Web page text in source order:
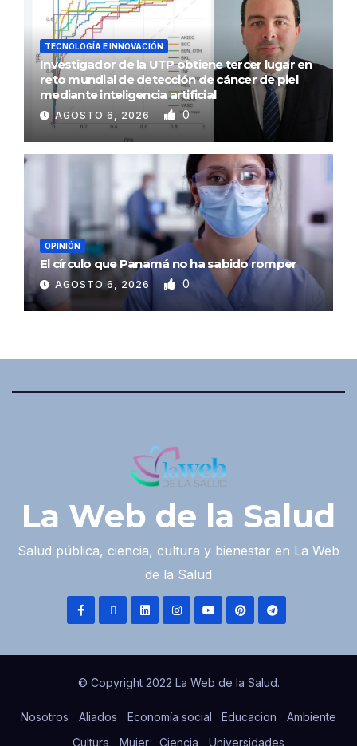
TECNOLOGÍA E INNOVACIÓN
Investigador de la UTP obtiene tercer lugar en
reto mundial de detección de cáncer de piel
mediante inteligencia artificial
AGOSTO 6, 2026 0
OPINIÓN
El círculo que Panamá no ha sabido romper
AGOSTO 6, 2026 0
La Web de la Salud
Salud pública, ciencia, cultura y bienestar en La Web
de la Salud
© Copyright 2022 La Web de la Salud.
Nosotros Aliados Economía social Educacion
Ambiente
Cultura
Mujer Ciencia Universidades